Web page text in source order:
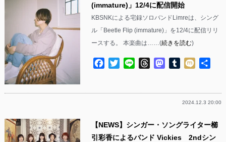
(immature)」12/4に配信開始
KBSNKによる宅録ソロバンドLimreは、シング
ル「Beetle Flip (immature)」を12/4に配信リリ
ースする。 本楽曲は……(続きを読む)
Facebook
TwitterLine ThreadsMastodon
Tumblr
Mixi
2024.12.3 20:00
【NEWS】シンガー・ソングライター櫛
引彩香によるバンド Vickies 2ndシン